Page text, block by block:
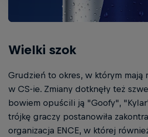
Wielki szok
Grudzień to okres, w którym mają
w CS-ie. Zmiany dotknęły też
bowiem opuścili ją "Goofy",
trójkę graczy postanowiła
organizacja ENCE, w której